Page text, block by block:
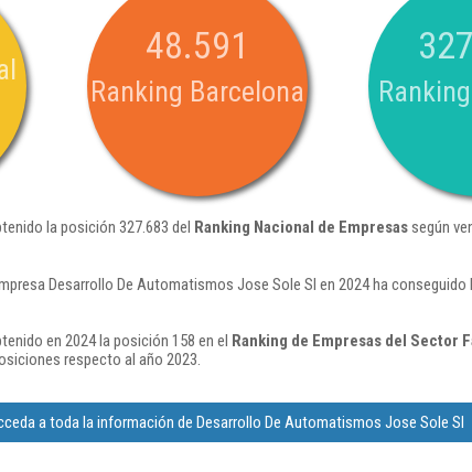
48.591
Ranking Barcelona
la posición 327.683 del Ranking Nacional de Empresassegún
Desarrollo De Automatismos Jose Sole Sl en 2024 ha
en 2024 la posición 158 en el Ranking de Empresas del Sector
respecto al año 2023.
a toda la información de Desarrollo De Automatismos Jose Sole Sl